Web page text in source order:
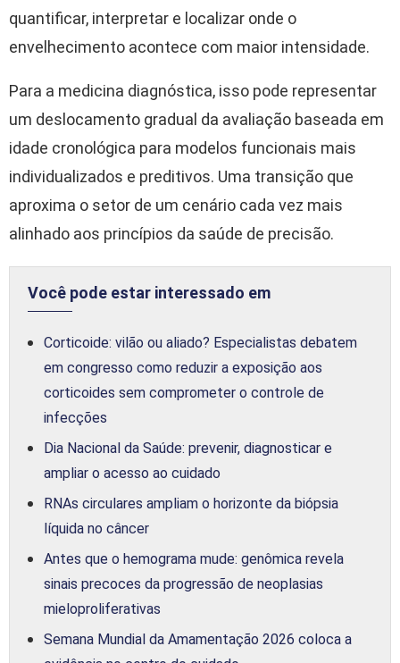
quantificar, interpretar e localizar onde o
envelhecimento acontece com maior intensidade.
Para a medicina diagnóstica, isso pode representar
um deslocamento gradual da avaliação baseada em
idade cronológica para modelos funcionais mais
individualizados e preditivos. Uma transição que
aproxima o setor de um cenário cada vez mais
alinhado aos princípios da saúde de precisão.
Você pode estar interessado em
Corticoide: vilão ou aliado? Especialistas debatem
em congresso como reduzir a exposição aos
corticoides sem comprometer o controle de
infecções
Dia Nacional da Saúde: prevenir, diagnosticar e
ampliar o acesso ao cuidado
RNAs circulares ampliam o horizonte da biópsia
líquida no câncer
Antes que o hemograma mude: genômica revela
sinais precoces da progressão de neoplasias
mieloproliferativas
Semana Mundial da Amamentação 2026 coloca a